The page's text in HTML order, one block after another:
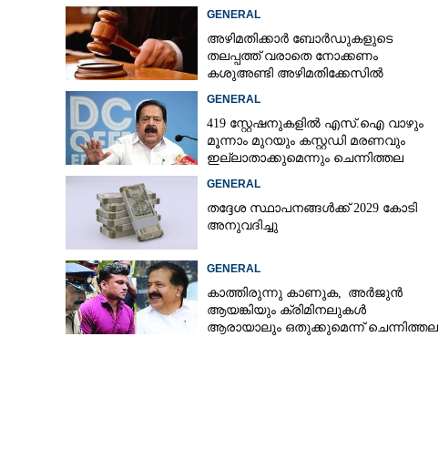
GENERAL
അഴിമതിക്കാർ ബോർഡുകളുടെ
തലപ്പത്ത് വരാതെ നോക്കണം
കശുഅണ്ടി അഴിമതിക്കേസിൽ
GENERAL
419 സ്റ്റേഷനുകളിൽ എസ്.ഐ വാഴും
മൂന്നാം മുറയും കസ്റ്റഡി മരണവും
ഇല്ലാതാക്കുമെന്നും ചെന്നിത്തല
GENERAL
തദ്ദേശ സ്ഥാപനങ്ങൾക്ക് 2029 കോടി
അനുവദിച്ചു
GENERAL
കാത്തിരുന്നു കാണുക,​ അർജുൻ
ആയങ്കിയും ക്രിമിനലുകൾ
ആരായാലും ഒതുക്കുമെന്ന് ചെന്നിത്തല